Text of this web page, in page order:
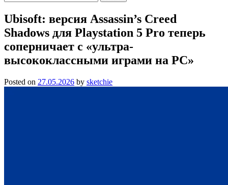
Ubisoft: версия Assassin’s Creed
Shadows для Playstation 5 Pro теперь
соперничает с «ультра-
высококлассными играми на PC»
Posted on 27.05.2026 by sketchie